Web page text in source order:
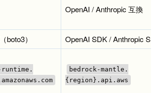
OpenAI / Anthropic 互換
boto3）
OpenAI SDK / Anthropic
runtime.
bedrock-mantle.
{region}.api.aws